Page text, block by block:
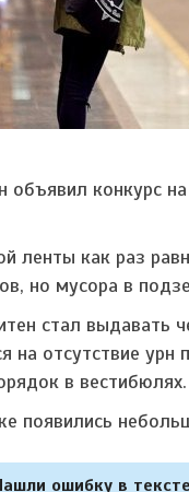
объявил конкурс
ленты как раз
но мусора в
стал выдавать
отсутствие урн
в вестибюлях.
появились
ошибку в